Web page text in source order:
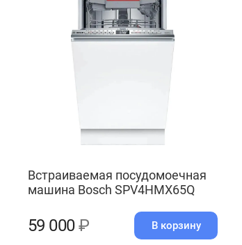
Встраиваемая посудомоечная
машина Bosch SPV4HMX65Q
59 000₽ В корзину